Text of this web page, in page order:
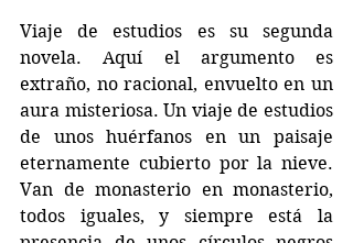
Viaje de estudios es su segunda
novela. Aquí el argumento es
extraño, no racional, envuelto en un
aura misteriosa. Un viaje de estudios
de unos huérfanos en un paisaje
eternamente cubierto por la nieve.
Van de monasterio en monasterio,
todos iguales, y siempre está la